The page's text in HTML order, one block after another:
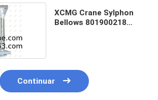
XCMG Crane Sylphon
Bellows 801900218
Continuar